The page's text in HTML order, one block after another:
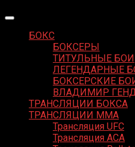
БОКС
БОКСЕРЫ
ТИТУЛЬНЫЕ БОИ
ЛЕГЕНДАРНЫЕ
БОКСЕРСКИЕ
ВЛАДИМИР
ТРАНСЛЯЦИИ БОКСА
ТРАНСЛЯЦИИ MMA
Трансляция UFC
Трансляция ACA